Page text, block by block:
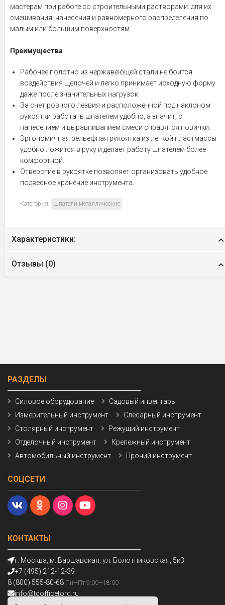
мастерам при работе со строительными растворами: для их
смешивания, нанесения и равномерного распределения по
малым или большим поверхностям.
Преимущества
Рабочее полотно из нержавеющей стали не боится
воздействия щелочей и легко принимает исходную форму
даже после значительных нагрузок.
За счет ровного лезвия и расположенной под наклоном
рукоятки работать шпателем удобно, а значит, с
нанесением и выравниванием смеси справятся новички.
Эргономичная рельефная рукоятка из легкой пластмассы
удобно ложится в руку и делает работу шпателем более
комфортной.
Отверстие в рукоятке позволяет организовать удобное
подвесное хранение инструмента.
Категория: Шпатели металлические
Характеристики:
Отзывы (0)
КОНТАКТЫ
г. Москва, м. Варшавская, ул. Болотниковская, 5к3
+7 (495) 212-12-39
8 (800) 555-80-68 Пн—Пт 9:00—18:00
info@tdofficetorg.ru
РАЗДЕЛЫ
Силовое оборудование
Садовый инвентарь
Измерительный инструмент
Слесарный инструмент
Столярный инструмент
Режущий инструмент
Отделочный инструмент
Крепежный инструмент
Автомобильный инструмент
Прочий инструмент
СОЦСЕТИ